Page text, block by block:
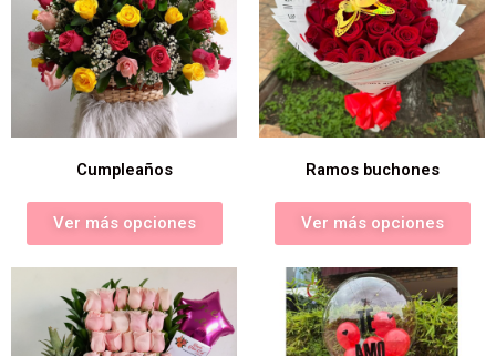
Cumpleaños
Ver más opciones
Ramos buchones
Ver más opciones